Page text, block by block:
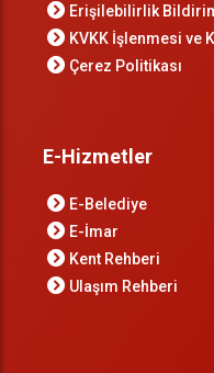
Erişilebilirlik
KVKK İşlenmesi ve
Çerez Politikası
E-Hizmetler
E-Belediye
E-İmar
Kent Rehberi
Ulaşım Rehberi